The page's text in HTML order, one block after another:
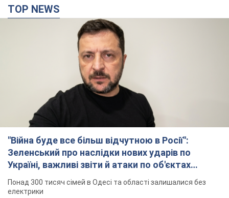
TOP NEWS
"Війна буде все більш відчутною в Росії":
Зеленський про наслідки нових ударів по
Україні, важливі звіти й атаки по об'єктах
ворога. Відео
Понад 300 тисяч сімей в Одесі та області залишалися без
електрики